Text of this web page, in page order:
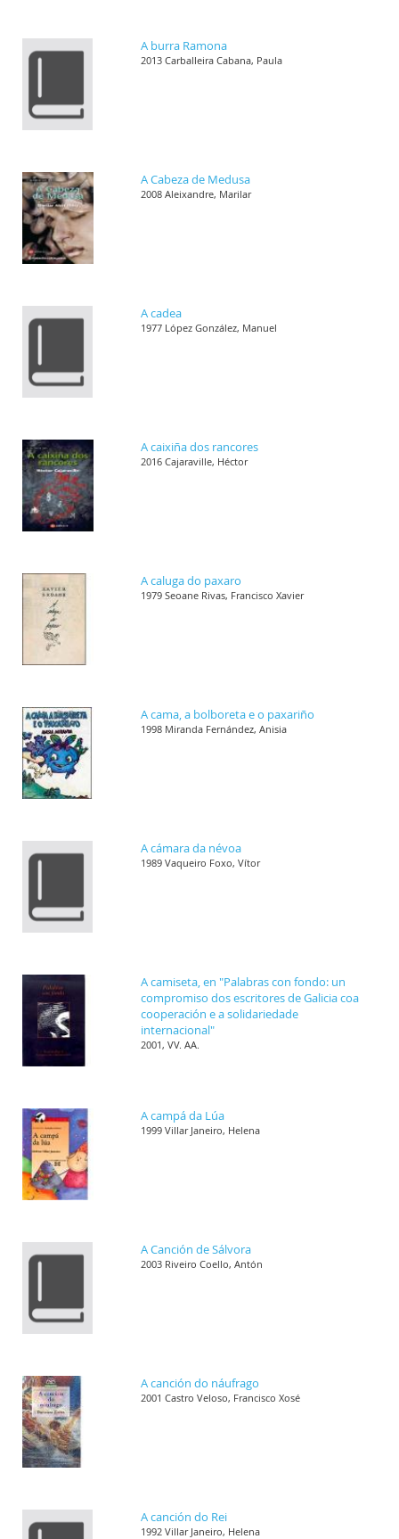
A burra Ramona
2013 Carballeira Cabana, Paula
A Cabeza de Medusa
2008 Aleixandre, Marilar
A cadea
1977 López González, Manuel
A caixiña dos rancores
2016 Cajaraville, Héctor
A caluga do paxaro
1979 Seoane Rivas, Francisco Xavier
A cama, a bolboreta e o paxariño
1998 Miranda Fernández, Anisia
A cámara da névoa
1989 Vaqueiro Foxo, Vítor
A camiseta, en "Palabras con fondo: un
compromiso dos escritores de Galicia coa
cooperación e a solidariedade
internacional"
2001, VV. AA.
A campá da Lúa
1999 Villar Janeiro, Helena
A Canción de Sálvora
2003 Riveiro Coello, Antón
A canción do náufrago
2001 Castro Veloso, Francisco Xosé
A canción do Rei
1992 Villar Janeiro, Helena